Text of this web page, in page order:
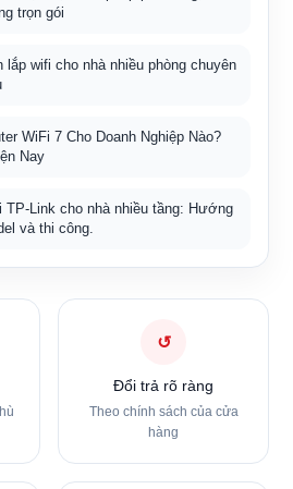
trọn gói
wifi cho nhà nhiều phòng chuyên
WiFi 7 Cho Doanh Nghiệp Nào?
Nay
TP-Link cho nhà nhiều tầng: Hướng
và thi công.
↺
Đổi trả rõ ràng
Theo chính sách của cửa
hàng